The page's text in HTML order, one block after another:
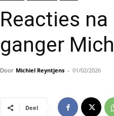
Reacties
ganger
Door Michiel Reyntjens - 01/02/2026
Deel